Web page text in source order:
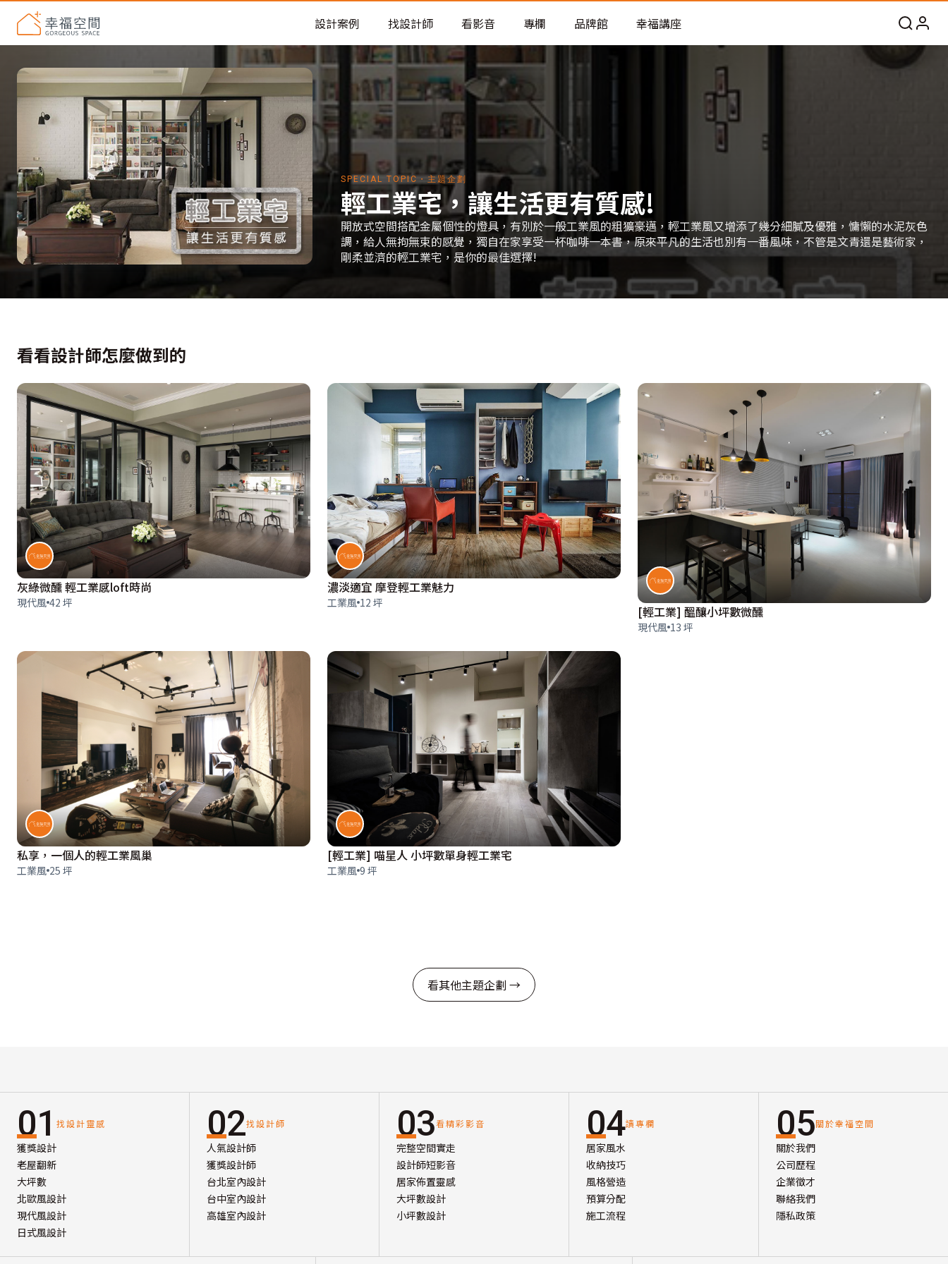
老屋預算分配與高 CP 值煥新術
設計案例 找設計師 看影音 專欄 品牌館 幸福講座
SPECIAL TOPIC・主題企劃
輕工業宅，讓生活更有質感!
開放式空間搭配金屬個性的燈具，有別於一般工業風的粗獷豪邁，輕工業風又增添了幾分細膩及優雅，慵懶的水泥灰色
調，給人無拘無束的感覺，獨自在家享受一杯咖啡一本書，原來平凡的生活也別有一番風味，不管是文青還是藝術家，
剛柔並濟的輕工業宅，是你的最佳選擇!
看看設計師怎麼做到的
灰綠微醺 輕工業感loft時尚
現代風 42 坪
濃淡適宜 摩登輕工業魅力
工業風 12 坪
[輕工業] 醞釀小坪數微醺
現代風 13 坪
私享，一個人的輕工業風巢
工業風 25 坪
[輕工業] 喵星人 小坪數單身輕工業宅
工業風 9 坪
看其他主題企劃 →
01 找設計靈感
獲獎設計
老屋翻新
大坪數
北歐風設計
現代風設計
日式風設計
02找設計師
人氣設計師
獲獎設計師
台北室內設計
台中室內設計
高雄室內設計
03看精彩影音
完整空間實走
設計師短影音
居家佈置靈感
大坪數設計
小坪數設計
04讀專欄
居家風水
收納技巧
風格營造
預算分配
施工流程
05關於幸福空間
關於我們
公司歷程
企業徵才
聯絡我們
隱私政策